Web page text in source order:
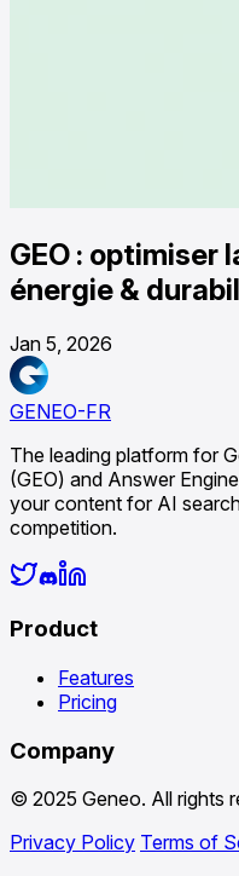
GEO : optimiser
énergie &
Jan 5, 2026
GENEO-FR
The leading platform for
(GEO) and Answer
your content for AI
competition.
Product
Features
Pricing
Company
© 2025 Geneo. All rights
Privacy Policy Terms of